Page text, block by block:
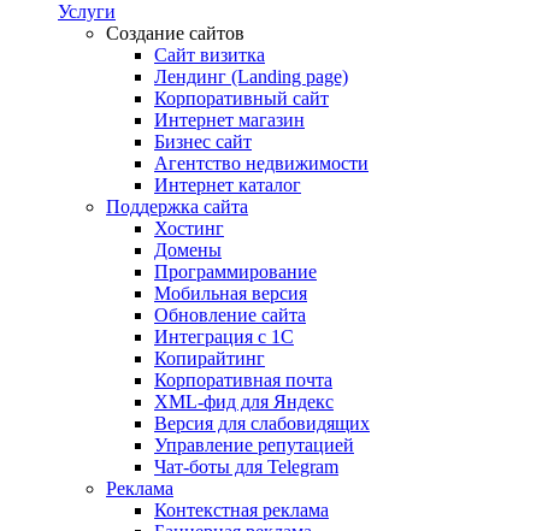
Услуги
Создание сайтов
Сайт визитка
Лендинг (Landing page)
Корпоративный сайт
Интернет магазин
Бизнес сайт
Агентство недвижимости
Интернет каталог
Поддержка сайта
Хостинг
Домены
Программирование
Мобильная версия
Обновление сайта
Интеграция с 1С
Копирайтинг
Корпоративная почта
XML-фид для Яндекс
Версия для слабовидящих
Управление репутацией
Чат-боты для Telegram
Реклама
Контекстная реклама